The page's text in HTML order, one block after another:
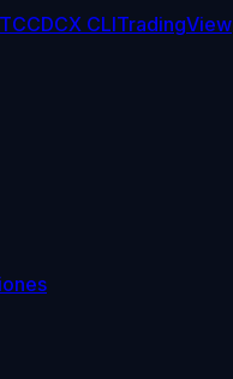
CDCX CLITradingView